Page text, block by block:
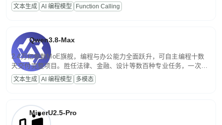
高并发、轻量化任务，适合日常对话、内容创作、基础 RAG、批量
文案处理等普惠刚需场景。
文本生成 AI 编程模型 Function Calling
Qwen3.8-Max
2.4万亿参数MoE旗舰，编程与办公能力全面跃升，可自主编程十数
天交付完整项目。胜任法律、金融、设计等数百种专业任务，一次对
话端到端交付生产级成果。原生视觉理解贯穿规划、执行与验证全流
程，支持超长文档与长视频的深度语义解析。长程任务中自主规划与
文本生成 AI 编程模型 多模态
MinerU2.5-Pro